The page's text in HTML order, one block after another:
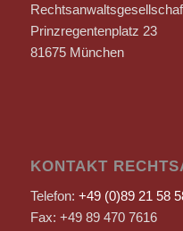
Prinzregentenplatz 23
81675 München
KONTAKT
Telefon: +49 (0)89 21 58
Fax: +49 89 470 7616